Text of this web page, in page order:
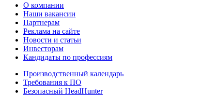
О компании
Наши вакансии
Партнерам
Реклама на сайте
Новости и статьи
Инвесторам
Кандидаты по профессиям
Производственный календарь
Требования к ПО
Безопасный HeadHunter